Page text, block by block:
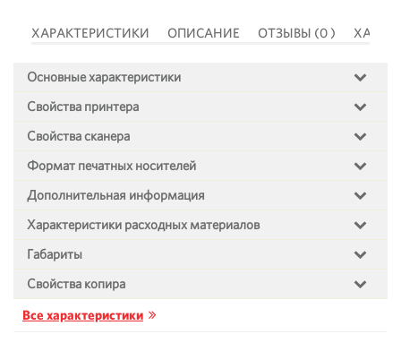
ХАРАКТЕРИСТИКИ ОПИСАНИЕ ОТЗЫВЫ (0 )
Основные характеристики
Свойства принтера
Свойства сканера
Формат печатных носителей
Дополнительная информация
Характеристики расходных материалов
Габариты
Свойства копира
Все характеристики